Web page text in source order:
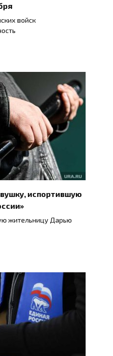
войск
испортившую
жительницу Дарью